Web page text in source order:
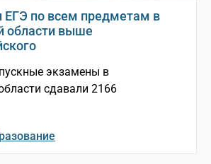
ЕГЭ по всем предметам в
области выше
экзамены в
сдавали 2166